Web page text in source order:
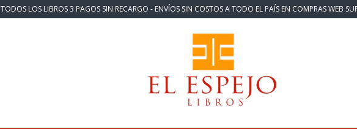
TODOS LOS LIBROS 3 PAGOS SIN RECARGO - ENVÍOS SIN COSTOS A TODO EL PAÍS EN COMPRAS WEB